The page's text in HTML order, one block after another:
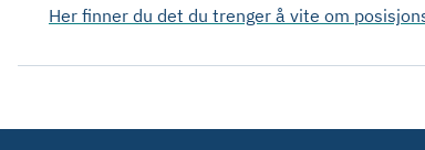
Her finner du det du trenger å vite om